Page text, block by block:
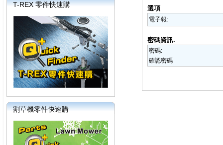
T-REX 零件快速購
割草機零件快速購
選項
電子報:
密碼資訊.
密碼:
確認密碼